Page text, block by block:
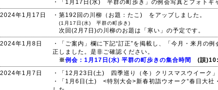
・「1月17日(水) 平群の町歩き」の例会写真とフォトギ
2024年1月17日
・第192回の川柳（お題：たこ) をアップしました。
(1月17日(水) 平群の町歩き)
次回(2月7日)の川柳のお題は「寒い」の予定です。
2024年1月8日
・「ご案内」欄に下記“訂正”を掲載し、「今月・来月の
正しました。是非ご確認ください。
※例会：1月17日(水) 平群の町歩きの集合時間
(誤
2024年1月7日
・「12月23日(土) 四季巡り（冬）クリスマスウイーク
・「1月6日(土) <特別大会>新春初詣ウオーク“春日大社